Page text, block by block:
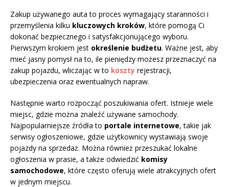
Zakup używanego auta to proces wymagający staranności i
przemyślenia kilku kluczowych kroków, które pomogą Ci
dokonać bezpiecznego i satysfakcjonującego wyboru.
Pierwszym krokiem jest określenie budżetu. Ważne jest, aby
mieć jasny pomysł na to, ile pieniędzy możesz przeznaczyć na
zakup pojazdu, wliczając w to koszty rejestracji,
ubezpieczenia oraz ewentualnych napraw.
Następnie warto rozpocząć poszukiwania ofert. Istnieje wiele
miejsc, gdzie można znaleźć używane samochody.
Najpopularniejsze źródła to portale internetowe, takie jak
serwisy ogłoszeniowe, gdzie użytkownicy wystawiają swoje
pojazdy na sprzedaż. Można również przeszukać lokalne
ogłoszenia w prasie, a także odwiedzić komisy
samochodowe, które często oferują wiele atrakcyjnych ofert
w jednym miejscu.